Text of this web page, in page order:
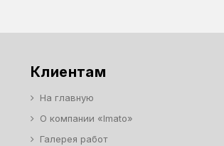
Клиентам
На главную
О компании «Imato»
Галерея работ